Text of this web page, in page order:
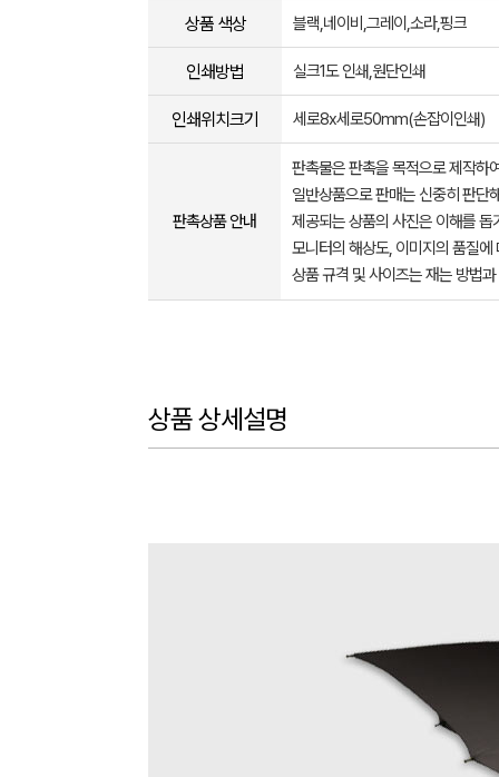
상품 색상 블랙,네이비,그레이,소라,핑크
인쇄방법 실크1도 인쇄,원단인쇄
인쇄위치크기 세로8x세로50mm(손잡이인쇄)
판촉상품 안내
판촉물은 판촉을 목적으로 제작하
일반상품으로 판매는 신중히 판단
제공되는 상품의 사진은 이해를
모니터의 해상도, 이미지의 품질
상품 규격 및 사이즈는 재는 방법
상품 상세설명